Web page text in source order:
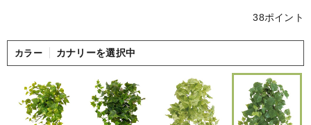
38ポイント
カラー カナリーを選択中